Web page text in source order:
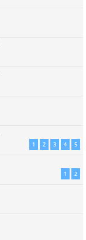
1 2 3 4 5
1 2